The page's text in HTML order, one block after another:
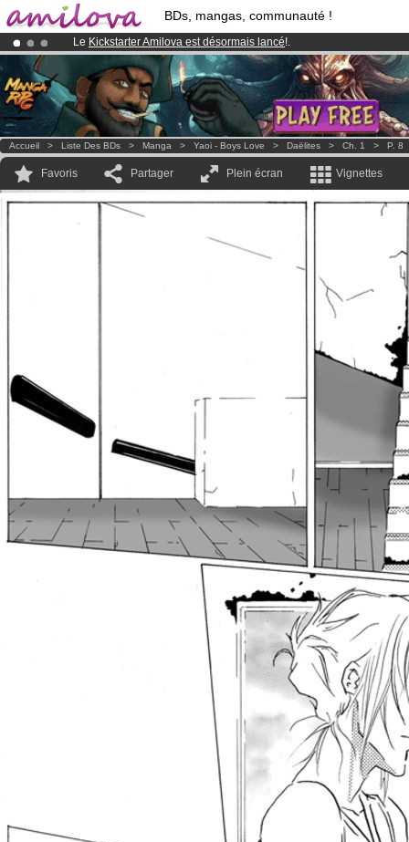
BDs, mangas, communauté !
Le Kickstarter Amilova est désormais lancé!.
Déjà 100000membreset 1000BDs & Mangas!
Abonnement premium: à partir de
3.95 eurospar mois !Clique ici
Accueil > Liste Des BDs > Manga > Yaoi - Boys Love > Daëlites > Ch. 1 > P. 8
Favoris Partager Plein écran Vignettes